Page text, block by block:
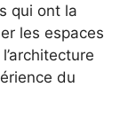
qui ont la
les espaces
du